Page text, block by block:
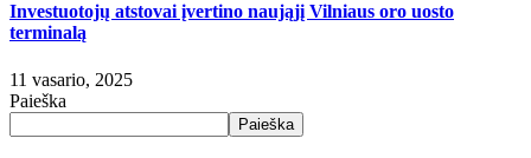
Investuotojų atstovai įvertino naująjį Vilniaus oro uosto
terminalą
11 vasario, 2025
Paieška
Paieška